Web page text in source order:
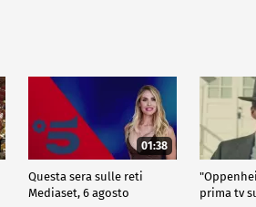
01:38
Questa sera sulle reti
Mediaset, 6 agosto
prima tv